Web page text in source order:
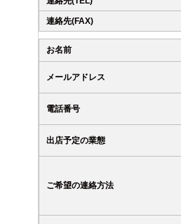
連絡先(FAX)
お名前
メールアドレス
電話番号
出店予定の業態
ご希望の連絡方法